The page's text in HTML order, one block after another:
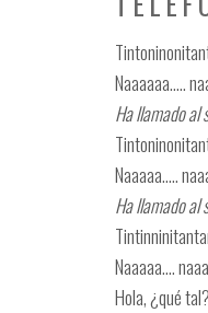
Naaaaaa…..
Ha llamado
Naaaaa…..
Ha llamado al
Naaaaa….
Hola, ¿qué